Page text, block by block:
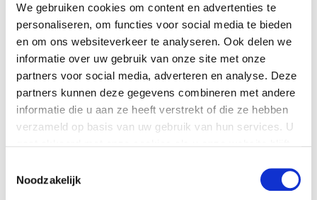
We gebruiken cookies om content en advertenties te
personaliseren, om functies voor social media te bieden
en om ons websiteverkeer te analyseren. Ook delen we
informatie over uw gebruik van onze site met onze
partners voor social media, adverteren en analyse. Deze
partners kunnen deze gegevens combineren met andere
informatie die u aan ze heeft verstrekt of die ze hebben
verzameld op basis van uw gebruik van hun services. U
Noodzakelijk